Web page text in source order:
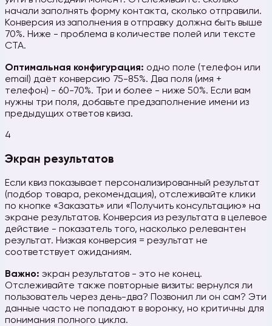
начали заполнять форму контакта, сколько отправили.
Конверсия из заполнения в отправку должна быть выше
70%. Ниже - проблема в количестве полей или тексте
CTA.
Оптимальная конфигурация: одно поле (телефон или
email) даёт конверсию 75-85%. Два поля (имя +
телефон) - 60-70%. Три и более - ниже 50%. Если вам
нужны три поля, добавьте предзаполнение имени из
предыдущих ответов квиза.
4
Экран результатов
Если квиз показывает персонализированный результат
(подбор товара, рекомендация), отслеживайте клики
по кнопке «Заказать» или «Получить консультацию» на
экране результатов. Конверсия из результата в целевое
действие - показатель того, насколько релевантен
результат. Низкая конверсия = результат не
соответствует ожиданиям.
Важно: экран результатов - это не конец.
Отслеживайте также повторные визиты: вернулся ли
пользователь через день-два? Позвонил ли он сам? Эти
данные часто не попадают в воронку, но критичны для
понимания полного цикла.